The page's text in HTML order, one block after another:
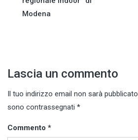
Modena
Lascia un commento
Il tuo indirizzo email non sarà pubblicato.
sono contrassegnati *
Commento *